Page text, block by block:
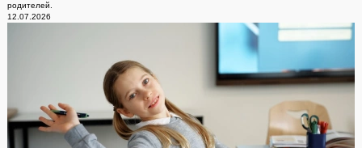
родителей.
12.07.2026